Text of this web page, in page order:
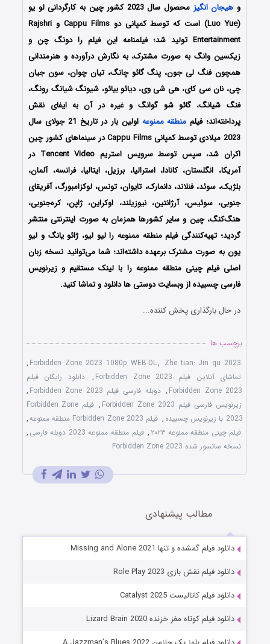
و هیجان انگیز
محصول سال 2023 کشور چین به کارگردانی لو یو
(Luo Yue) است که توسط کمپانی‌ دو Cappu Films و Rajshri
Entertainment تولید شد؛ فیلمنامه این فیلم را دونگ چن و
زیکسین وانگ به صورت مشترک، به نگارش درآورده و هنرمندانی
همچون فنگ لی جون، پنگ گائو چانگ، تیان چوان، سون جیان
چی، نان سی کای، هی شی وی، دیائو بیائو، شیونگ شیانگ رونگ،
فنگ شیانگ، گائو شو گوانگ و غیره در آن به ایفای نقش
پرداخته‌اند؛ فیلم منطقه ممنوعه
اولین بار در تاریخ 21 جولای سال
2023 میلادی توسط کمپانی‌‌ Cappu Films در سینماهای کشور چین
اکران شد، سپس توسط سرویس استریم Tencent Video در
آمریکا، انگلستان، کانادا، استرالیا، برزیل، ایتالیا، فرانسه، آلمان،
بلژیک، سوئد، فنلاند، دانمارک، تایوان، تونس، لوکزامبورگ، آفریقای
جنوبی، سوئیس، آرژانتین، نیوزیلند، اوکراین، ژاپن، کره‌جنوبی،
هنگ‌کنگ، چین و سایر کشورها همزمان به صورت اینترنتی منتشر
گردید؛ تهیه‌کنندگی فیلم منطقه ممنوعه را لیو لیو، ژائو یانگ و لیو
یون به صورت مشترک برعهده داشته‌اند؛ شما می‌توانید نسخه زبان
اصلی فیلم چینی منطقه ممنوعه را با ‌لینک مستقیم و زیرنویس
فارسی چسبیده از وبسایت دوستی ها دانلود و تماشا کنید.
در حال بارگذاری پخش کننده...
برچسب ها
Forbidden Zone 2023 1080p WEB-DL, Zhe tian: Jin qu 2023
,
تماشای آنلاین فیلم Forbidden Zone 2023
,
دانلود رایگان فیلم
Forbidden Zone 2023
, دوبله فارسی فیلم Forbidden Zone 2023
,
زیرنویس فارسی فیلم Forbidden Zone 2023
,
فیلم Forbidden Zone
2023 با زیرنویس چسبیده
, فیلم Forbidden Zone 2023 منطقه ممنوعه
,
فیلم چینی منطقه ممنوعه ۲۰۲۳
, فیلم منطقه ممنوعه 2023 دوبله فارسی
,
نسخه سانسور شده Forbidden Zone 2023
مطالب پیشنهادی
دانلود فیلم گمشده و تنها Missing and Alone 2021
دانلود فیلم نقش بازی Role Play 2023
دانلود فیلم کاتالیست Catalyst 2025
دانلود فیلم کوتاه مغز خزنده Lizard Brain 2020